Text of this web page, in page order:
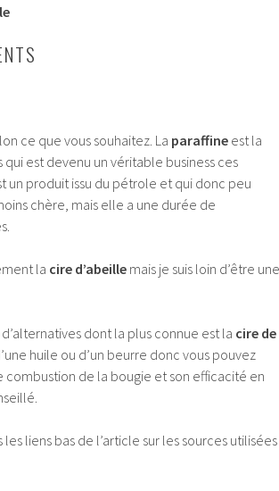
ce que vous souhaitez. La paraffine est la
est devenu un véritable business ces
un produit issu du pétrole et qui donc peu
chère, mais elle a une durée de
la cire d’abeille mais je suis loin d’être une
dont la plus connue est la cire de
huile ou d’un beurre donc vous pouvez
combustion de la bougie et son efficacité en
liens bas de l’article sur les sources utilisées